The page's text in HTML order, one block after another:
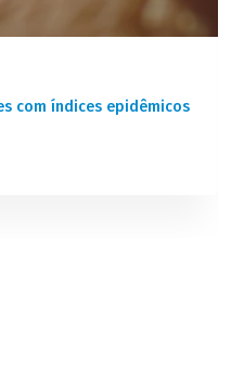
com índices epidêmicos